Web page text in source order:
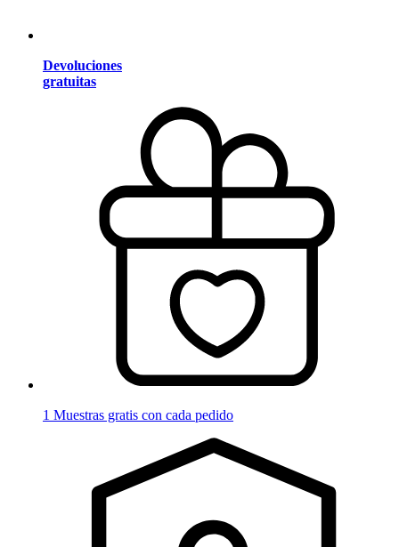
Devoluciones
gratuitas
1 Muestras gratis con cada pedido